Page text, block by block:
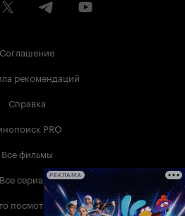
Соглашение
рекомендаций
Справка
PRO
Все фильмы
Все сериалы
посмотреть
РЕКЛАМА